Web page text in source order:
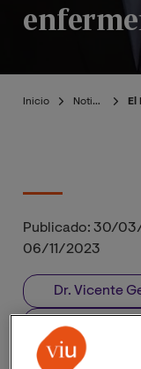
Inicio Noticias
Publicado: 30/
06/11/2023
Dr. Vicente
Facultad de
Salud mental